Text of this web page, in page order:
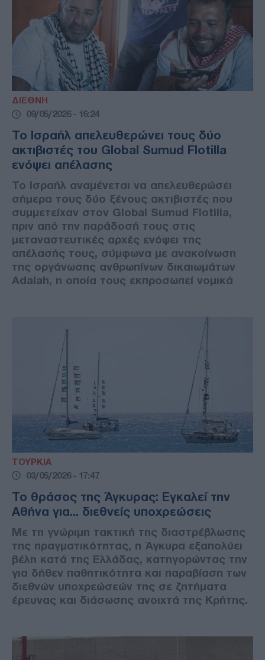
ΔΙΕΘΝΗ
09/05/2026 - 16:24
Το Ισραήλ απελευθερώνει τους δύο
ακτιβιστές του Global Sumud Flotilla
ενόψει απέλασης
Το Ισραήλ αναμένεται να απελευθερώσει
σήμερα τους δύο ξένους ακτιβιστές που
συμμετείχαν στον Global Sumud Flotilla,
πριν από την παράδοσή τους στις
μεταναστευτικές αρχές ενόψει της
απέλασής τους, σύμφωνα με ανακοίνωση
της οργάνωσης ανθρωπίνων δικαιωμάτων
Adalah, η οποία τους εκπροσωπεί νομικά
ΤΟΥΡΚΙΑ
03/05/2026 - 17:47
Το θράσος της Άγκυρας: Εγκαλεί την
Αθήνα για... διεθνείς υποχρεώσεις
Με τη γνώριμη τακτική της διαστρέβλωσης
της πραγματικότητας, η Άγκυρα εξαπολύει
βέλη κατά της Ελλάδας, κατηγορώντας την
για δήθεν παθητικότητα και παραβίαση των
διεθνών υποχρεώσεών της σε ζητήματα
έρευνας και διάσωσης ανοιχτά της Κρήτης.